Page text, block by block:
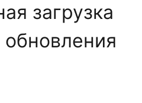
БД
загрузка